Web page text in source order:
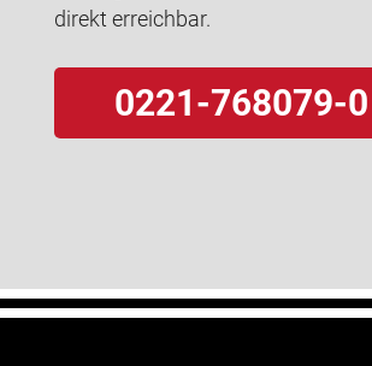
direkt erreichbar.
0221-768079-0